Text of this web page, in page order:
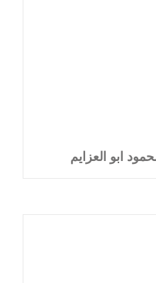
ابو العزايم